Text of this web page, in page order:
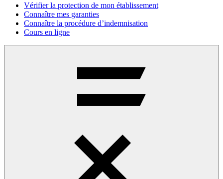
Vérifier la protection de mon établissement
Connaître mes garanties
Connaître la procédure d’indemnisation
Cours en ligne